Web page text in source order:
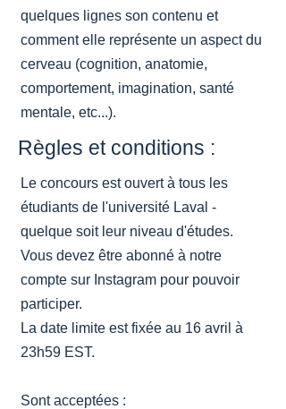
quelques lignes son contenu et
comment elle représente un aspect du
cerveau (cognition, anatomie,
comportement, imagination, santé
mentale, etc...).
Règles et conditions :
Le concours est ouvert à tous les
étudiants de l'université Laval -
quelque soit leur niveau d'études.
Vous devez être abonné à notre
compte sur Instagram pour pouvoir
participer.
La date limite estfixée au 16 avril à
23h59 EST.
Sont acceptées :